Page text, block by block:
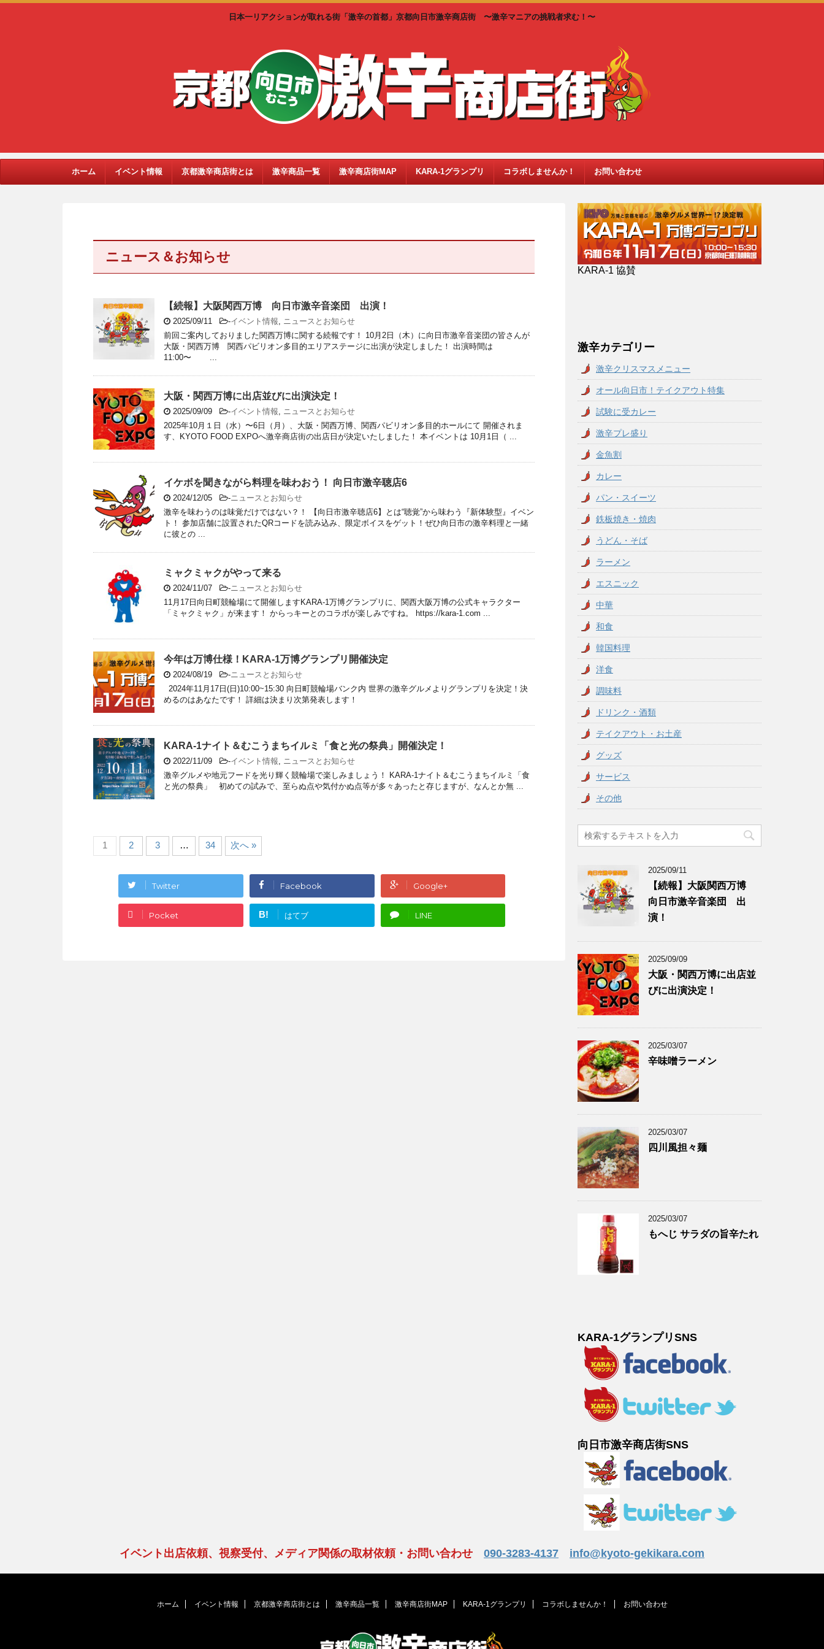
日本一リアクションが取れる街「激辛の首都」京都向日市激辛商店街 〜激辛マニアの挑戦者求む！〜
ホーム イベント情報 京都激辛商店街とは 激辛商品一覧 激辛商店街MAP KARA-1グランプリ コラボしませんか！ お問い合わせ
ニュース＆お知らせ
【続報】大阪関西万博 向日市激辛音楽団 出演！
2025/09/11 -イベント情報, ニュースとお知らせ
前回ご案内しておりました関西万博に関する続報です！ 10月2日（木）に向日市激辛音楽団の皆さんが
大阪・関西万博 関西パビリオン多目的エリアステージに出演が決定しました！ 出演時間は
11:00〜 ...
大阪・関西万博に出店並びに出演決定！
2025/09/09 -イベント情報, ニュースとお知らせ
2025年10月１日（水）〜6日（月）、大阪・関西万博、関西パビリオン多目的ホールにて 開催されま
す、KYOTO FOOD EXPOへ激辛商店街の出店日が決定いたしました！ 本イベントは 10月1日（ ...
イケボを聞きながら料理を味わおう！ 向日市激辛聴店6
2024/12/05 -ニュースとお知らせ
激辛を味わうのは味覚だけではない？！ 【向日市激辛聴店6】とは“聴覚”から味わう『新体験型』イベン
ト！ 参加店舗に設置されたQRコードを読み込み、限定ボイスをゲット！ぜひ向日市の激辛料理と一緒
に彼との ...
ミャクミャクがやって来る
2024/11/07 -ニュースとお知らせ
11月17日向日町競輪場にて開催しますKARA-1万博グランプリに、関西大阪万博の公式キャラクター
「ミャクミャク」が来ます！ からっキーとのコラボが楽しみですね。 https://kara-1.com ...
今年は万博仕様！KARA-1万博グランプリ開催決定
2024/08/19 -ニュースとお知らせ
2024年11月17日(日)10:00~15:30 向日町競輪場バンク内 世界の激辛グルメよりグランプリを決定！決
めるのはあなたです！ 詳細は決まり次第発表します！
KARA-1ナイト＆むこうまちイルミ「食と光の祭典」開催決定！
2022/11/09 -イベント情報, ニュースとお知らせ
激辛グルメや地元フードを光り輝く競輪場で楽しみましょう！ KARA-1ナイト＆むこうまちイルミ「食
と光の祭典」 初めての試みで、至らぬ点や気付かぬ点等が多々あったと存じますが、なんとか無 ...
1 2 3 … 34 次へ »
Twitter Facebook Google+
Pocket B! はてブ LINE
KARA-1 協賛
激辛カテゴリー
激辛クリスマスメニュー
オール向日市！テイクアウト特集
試験に受カレー
激辛プレ盛り
金魚割
カレー
パン・スイーツ
鉄板焼き・焼肉
うどん・そば
ラーメン
エスニック
中華
和食
韓国料理
洋食
調味料
ドリンク・酒類
テイクアウト・お土産
グッズ
サービス
その他
2025/09/11
【続報】大阪関西万博
向日市激辛音楽団 出
演！
2025/09/09
大阪・関西万博に出店並
びに出演決定！
2025/03/07
辛味噌ラーメン
2025/03/07
四川風担々麺
2025/03/07
もへじ サラダの旨辛たれ
KARA-1グランプリSNS
向日市激辛商店街SNS
イベント出店依頼、視察受付、メディア関係の取材依頼・お問い合わせ 090-3283-4137 info@kyoto-gekikara.com
ホーム イベント情報 京都激辛商店街とは 激辛商品一覧 激辛商店街MAP KARA-1グランプリ コラボしませんか！ お問い合わせ